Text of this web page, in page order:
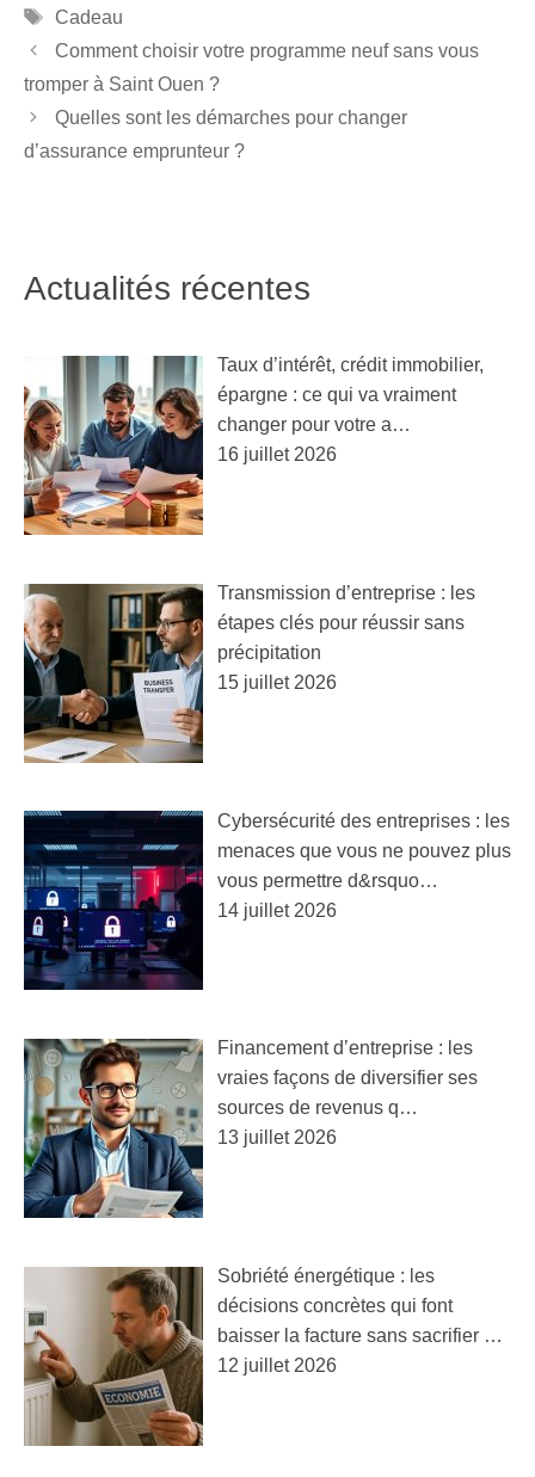
Étiquettes
Cadeau
Comment choisir votre programme neuf sans vous
tromper à Saint Ouen ?
Quelles sont les démarches pour changer
d’assurance emprunteur ?
Actualités récentes
Taux d’intérêt, crédit immobilier,
épargne : ce qui va vraiment
changer pour votre a…
16 juillet 2026
Transmission d’entreprise : les
étapes clés pour réussir sans
précipitation
15 juillet 2026
Cybersécurité des entreprises : les
menaces que vous ne pouvez plus
vous permettre d&rsquo…
14 juillet 2026
Financement d’entreprise : les
vraies façons de diversifier ses
sources de revenus q…
13 juillet 2026
Sobriété énergétique : les
décisions concrètes qui font
baisser la facture sans sacrifier …
12 juillet 2026